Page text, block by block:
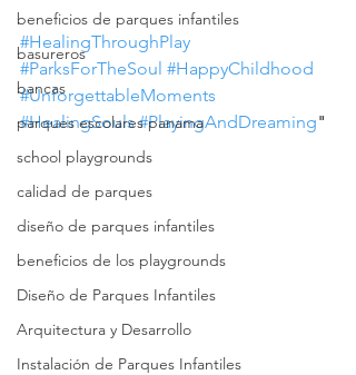
beneficios de parques infantiles
basureros
bancas
parques escolares panama
school playgrounds
calidad de parques
diseño de parques infantiles
beneficios de los playgrounds
Diseño de Parques Infantiles
Arquitectura y Desarrollo
Instalación de Parques Infantiles
#HealingThroughPlay
#ParksForTheSoul #HappyChildhood
#UnforgettableMoments
#HealingSouls #PlayingAndDreaming"